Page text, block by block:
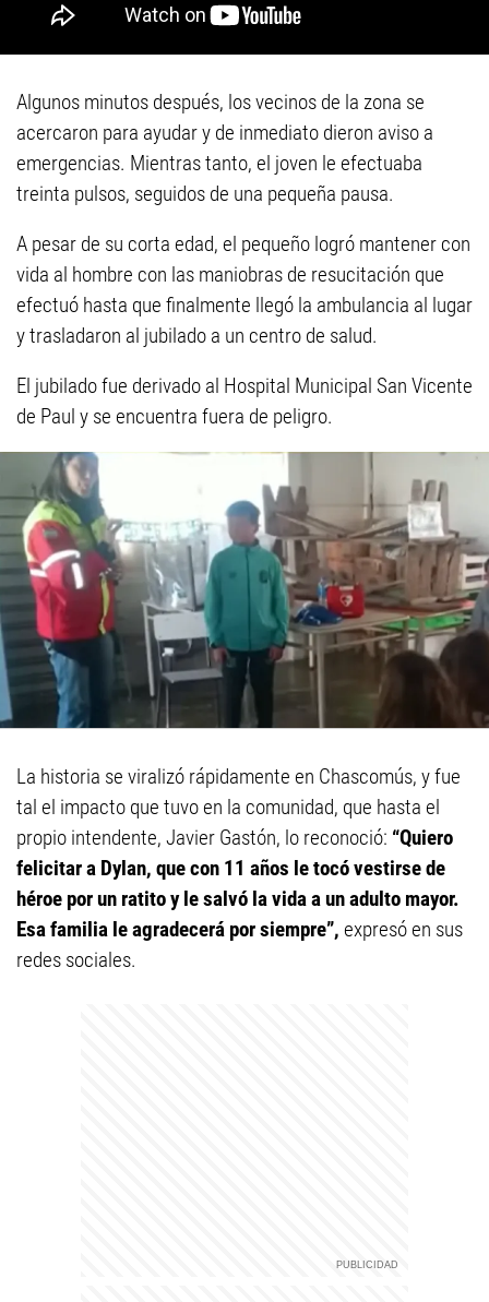
Algunos minutos después, los vecinos de la zona se
acercaron para ayudar y de inmediato dieron aviso a
emergencias. Mientras tanto, el joven le efectuaba
treinta pulsos, seguidos de una pequeña pausa.
A pesar de su corta edad, el pequeño logró mantener con
vida al hombre con las maniobras de resucitación que
efectuó hasta que finalmente llegó la ambulancia al lugar
y trasladaron al jubilado a un centro de salud.
El jubilado fue derivado al Hospital Municipal San Vicente
de Paul y se encuentra fuera de peligro.
La historia se viralizó rápidamente en Chascomús, y fue
tal el impacto que tuvo en la comunidad, que hasta el
propio intendente, Javier Gastón, lo reconoció: “Quiero
felicitar a Dylan, que con 11 años le tocó vestirse de
héroe por un ratito y le salvó la vida a un adulto mayor.
Esa familia le agradecerá por siempre”, expresó en sus
redes sociales.